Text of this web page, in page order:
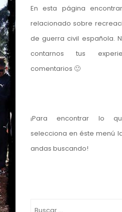
En esta página
relacionado sobre
de guerra civil española.
contarnos tus
comentarios 🙂
¡Para encontrar lo
selecciona en éste menú
andas buscando!